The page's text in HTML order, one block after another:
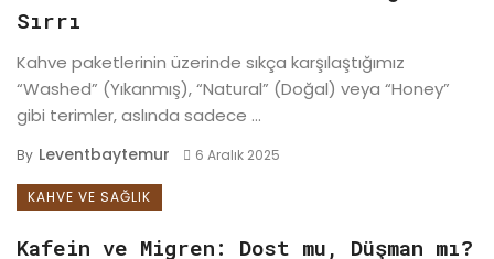
Sırrı
Kahve paketlerinin üzerinde sıkça karşılaştığımız
“Washed” (Yıkanmış), “Natural” (Doğal) veya “Honey”
gibi terimler, aslında sadece ...
By Leventbaytemur 6 Aralık 2025
KAHVE VE SAĞLIK
Kafein ve Migren: Dost mu, Düşman mı?